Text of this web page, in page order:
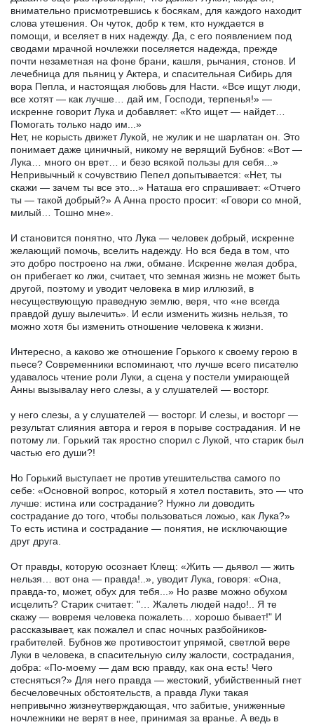
внимательно присмотревшись к босякам, для каждого находит
слова утешения. Он чуток, добр к тем, кто нуждается в
помощи, и вселяет в них надежду. Да, с его появлением под
сводами мрачной ночлежки поселяется надежда, прежде
почти незаметная на фоне брани, кашля, рычания, стонов. И
лечебница для пьяниц у Актера, и спасительная Сибирь для
вора Пепла, и настоящая любовь для Насти. «Все ищут люди,
все хотят — как лучше… дай им, Господи, терпенья!» —
искренне говорит Лука и добавляет: «Кто ищет — найдет…
Помогать только надо им...»
Нет, не корысть движет Лукой, не жулик и не шарлатан он. Это
понимает даже циничный, никому не верящий Бубнов: «Вот —
Лука… много он врет… и безо всякой пользы для себя...»
Непривычный к сочувствию Пепел допытывается: «Нет, ты
скажи — зачем ты все это...» Наташа его спрашивает: «Отчего
ты — такой добрый?» А Анна просто просит: «Говори со мной,
милый… Тошно мне».
И становится понятно, что Лука — человек добрый, искренне
желающий помочь, вселить надежду. Но вся беда в том, что
это добро построено на лжи, обмане. Искренне желая добра,
он прибегает ко лжи, считает, что земная жизнь не может быть
другой, поэтому и уводит человека в мир иллюзий, в
несуществующую праведную землю, веря, что «не всегда
правдой душу вылечить». И если изменить жизнь нельзя, то
можно хотя бы изменить отношение человека к жизни.
Интересно, а каково же отношение Горького к своему герою в
пьесе? Современники вспоминают, что лучше всего писателю
удавалось чтение роли Луки, а сцена у постели умирающей
Анны вызывалау него слезы, а у слушателей — восторг.
у него слезы, а у слушателей — восторг. И слезы, и восторг —
результат слияния автора и героя в порыве сострадания. И не
потому ли. Горький так яростно спорил с Лукой, что старик был
частью его души?!
Но Горький выступает не против утешительства самого по
себе: «Основной вопрос, который я хотел поставить, это — что
лучше: истина или сострадание? Нужно ли доводить
сострадание до того, чтобы пользоваться ложью, как Лука?»
То есть истина и сострадание — понятия, не исключающие
друг друга.
От правды, которую осознает Клещ: «Жить — дьявол — жить
нельзя… вот она — правда!..», уводит Лука, говоря: «Она,
правда-то, может, обух для тебя...» Но разве можно обухом
исцелить? Старик считает: "… Жалеть людей надо!.. Я те
скажу — вовремя человека пожалеть… хорошо бывает!" И
рассказывает, как пожалел и спас ночных разбойников-
грабителей. Бубнов же противостоит упрямой, светлой вере
Луки в человека, в спасительную силу жалости, сострадания,
добра: «По-моему — дам всю правду, как она есть! Чего
стесняться?» Для него правда — жестокий, убийственный гнет
бесчеловечных обстоятельств, а правда Луки такая
непривычно жизнеутверждающая, что забитые, униженные
ночлежники не верят в нее, принимая за вранье. А ведь в